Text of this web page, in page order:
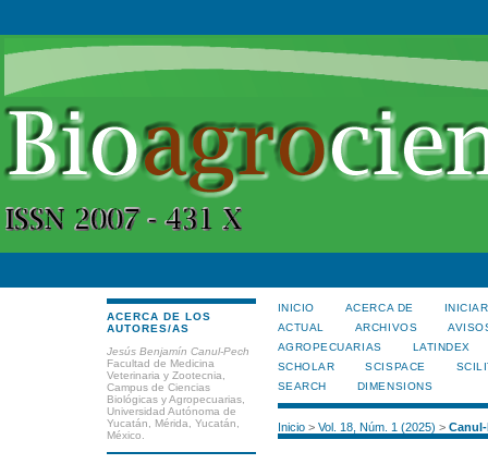
ACERCA DE LOS
AUTORES/AS
Jesús Benjamín Canul-Pech
Facultad de Medicina
Veterinaria y Zootecnia,
Campus de Ciencias
Biológicas y Agropecuarias,
Universidad Autónoma de
Yucatán, Mérida, Yucatán,
México.
INICIO ACERCA DE
ACTUAL
ARCHIVOS
AGROPECUARIAS
LATINDEX
SCHOLAR
SCISPACE
SEARCH
DIMENSIONS
Inicio> Vol. 18, Núm. 1 (2025) >